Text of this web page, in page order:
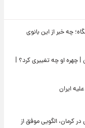
چه خبر از این بانوی
خواننده زن | چهره او چه تغییری کرد؟ |
ایران
کرمان، الگویی موفق از